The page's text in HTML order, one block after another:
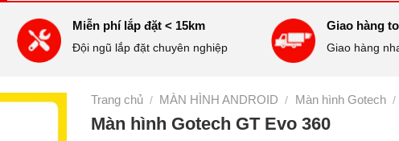
Miễn phí lắp đặt < 15km
Đội ngũ lắp đặt chuyên nghiệp
Giao hàng
Giao hàng
Trang chủ / MÀN HÌNH ANDROID / Màn hình Gotech /
Màn hình Gotech GT Evo 360